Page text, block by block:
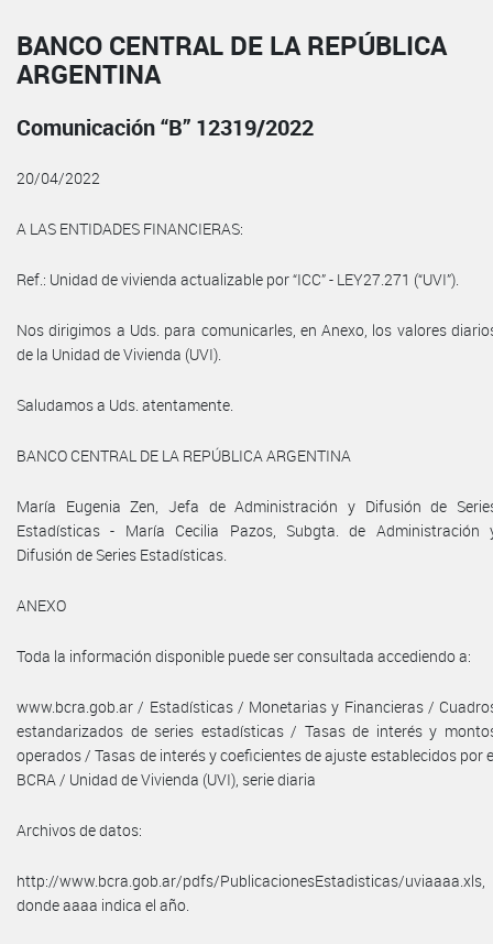
BANCO CENTRAL DE LA REPÚBLICA
ARGENTINA
Comunicación “B” 12319/2022
20/04/2022
A LAS ENTIDADES FINANCIERAS:
Ref.: Unidad de vivienda actualizable por “ICC” - LEY27.271 (“UVI”).
Nos dirigimos a Uds. para comunicarles, en Anexo, los valores
de la Unidad de Vivienda (UVI).
Saludamos a Uds. atentamente.
BANCO CENTRAL DE LA REPÚBLICA ARGENTINA
María Eugenia Zen, Jefa de Administración y Difusión de
Estadísticas - María Cecilia Pazos, Subgta. de Administración
Difusión de Series Estadísticas.
ANEXO
Toda la información disponible puede ser consultada accediendo a:
www.bcra.gob.ar / Estadísticas / Monetarias y Financieras /
estandarizados de series estadísticas / Tasas de interés y
operados / Tasas de interés y coeficientes de ajuste establecidos por
BCRA / Unidad de Vivienda (UVI), serie diaria
Archivos de datos:
http://www.bcra.gob.ar/pdfs/PublicacionesEstadisticas/uviaaaa.xls,
donde aaaa indica el año.